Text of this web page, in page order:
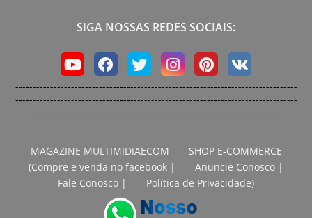
SIGA NOSSAS REDES SOCIAIS:
---------------------------------------------------------------------------------
---------------------------------------------------------------------------------
-------------------------------------------------------------------------
MAGAZINE MULTIMIDIAECOM
SHOP E-COMMERCE
(Compre e venda no facebook |
Anuncie Conosco |
Fale Conosco |
Política de Privacidade)